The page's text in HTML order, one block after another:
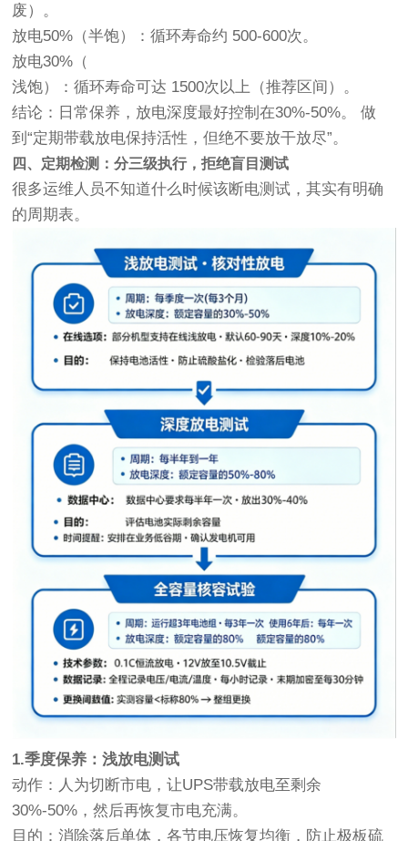
废）。
放电50%（半饱）：循环寿命约 500-600次。
放电30%（
浅饱）：循环寿命可达 1500次以上（推荐区间）。
结论：日常保养，放电深度最好控制在30%-50%。 做
到“定期带载放电保持活性，但绝不要放干放尽”。
四、定期检测：分三级执行，拒绝盲目测试
很多运维人员不知道什么时候该断电测试，其实有明确
的周期表。
1.季度保养：浅放电测试
动作：人为切断市电，让UPS带载放电至剩余
30%-50%，然后再恢复市电充满。
目的：消除落后单体，各节电压恢复均衡，防止极板硫